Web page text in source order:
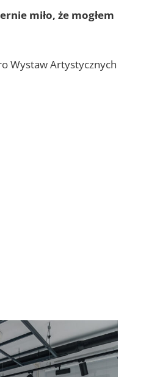
miło, że mogłem
Wystaw Artystycznych